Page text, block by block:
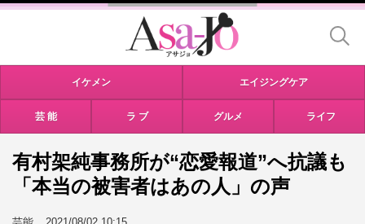
イケメン エイジングケア
芸 能 ラ ブ グルメ ライフ
有村架純事務所が“恋愛報道”へ抗議も
「本当の被害者はあの人」の声